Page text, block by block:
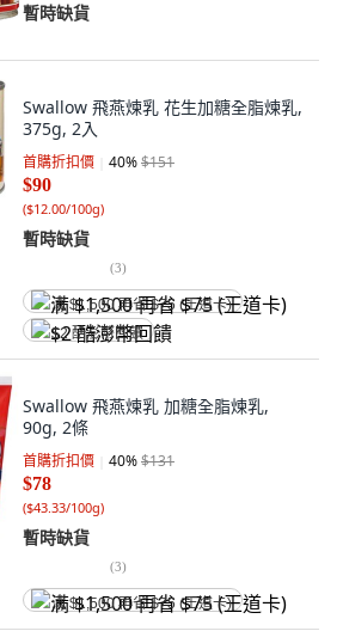
暫時缺貨
Swallow 飛燕煉乳 花生加糖全脂煉乳,
375g, 2入
首購折扣價 40%$151
$90
($12.00/100g)
暫時缺貨
(3)
满 $1,500 再省 $75 (王道卡)
$2 酷澎幣回饋
Swallow 飛燕煉乳 加糖全脂煉乳,
90g, 2條
首購折扣價 40%$131
$78
($43.33/100g)
暫時缺貨
(3)
满 $1,500 再省 $75 (王道卡)